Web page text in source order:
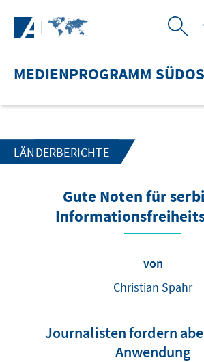
MEDIENPROGRAMM
LÄNDERBERICHTE
Gute Noten für
von
Christian Spahr
Journalisten fordern
Anwendung